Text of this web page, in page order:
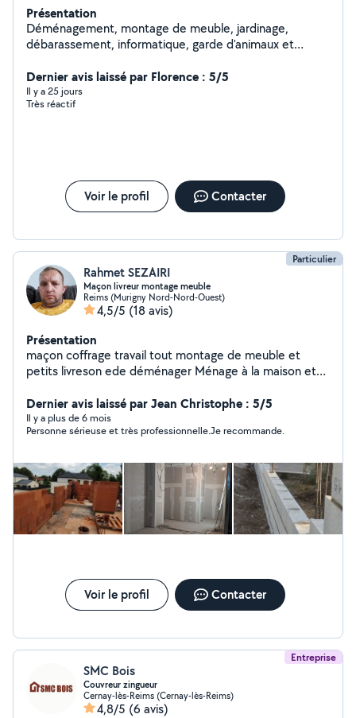
Présentation
Déménagement, montage de meuble, jardinage,
débarassement, informatique, garde d'animaux et
quelque chose, je sais presque tout faire et même si je
ne sais pas le faire, je trouverai quelqu'un pour vous
aider
Dernier avis laissé par Florence : 5/5
Il y a 25 jours
Très réactif
Voir le profil Contacter
Particulier
Rahmet SEZAIRI
Maçon livreur montage meuble
Reims (Murigny Nord-Nord-Ouest)
4,5/5 (18 avis)
Présentation
maçon coffrage travail tout montage de meuble et
petits livreson ede déménager Ménage à la maison et
Dernier avis laissé par Jean Christophe : 5/5
Il y a plus de 6 mois
Personne sérieuse et très professionnelle.Je recommande.
Voir le profil Contacter
Entreprise
SMC Bois
Couvreur zingueur
Cernay-lès-Reims (Cernay-lès-Reims)
4,8/5 (6 avis)